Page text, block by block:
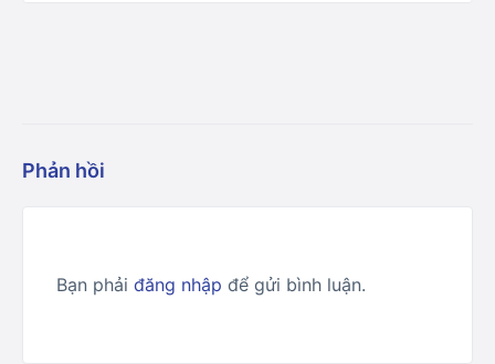
Phản hồi
Bạn phải đăng nhập để gửi bình luận.